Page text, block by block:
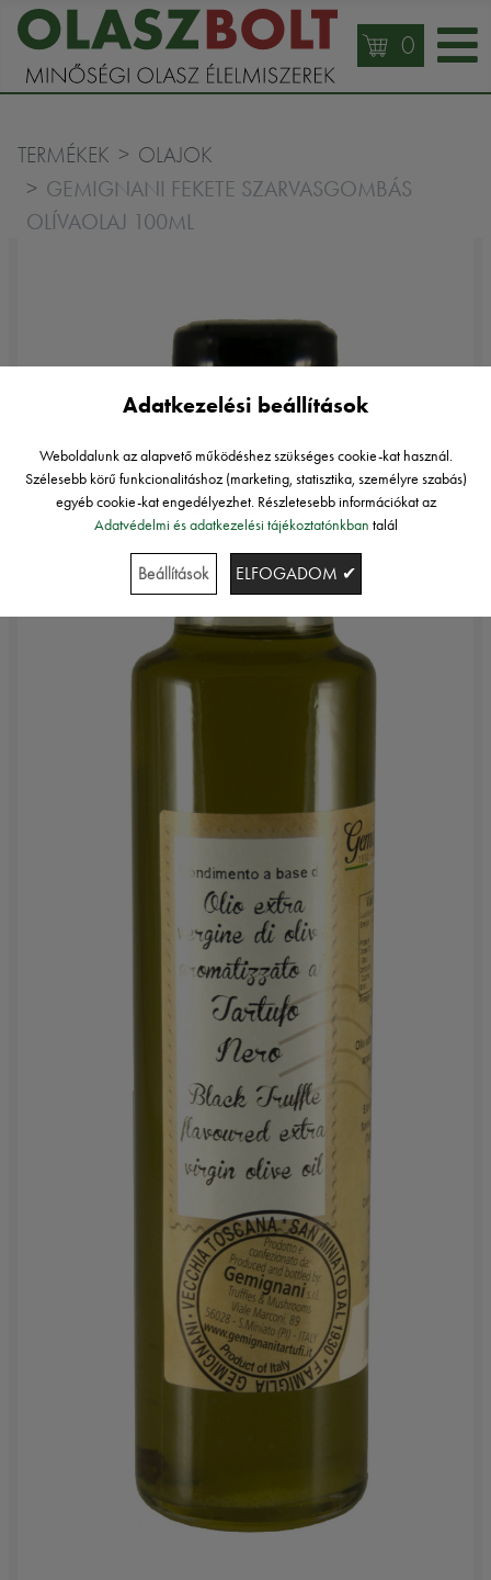
0
TERMÉKEK OLAJOK
GEMIGNANI FEKETE SZARVASGOMBÁS
OLÍVAOLAJ 100ML
Adatkezelési beállítások
Weboldalunk az alapvető működéshez szükséges cookie-kat használ.
Szélesebb körű funkcionalitáshoz (marketing, statisztika, személyre szabás)
egyéb cookie-kat engedélyezhet. Részletesebb információkat az
Adatvédelmi és adatkezelési tájékoztatónkban talál
Beállítások ELFOGADOM ✔